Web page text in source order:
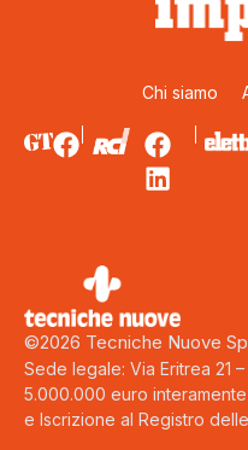
Chi siamo
©2026 Tecniche Nuove
Sede legale: Via Eritrea 21
5.000.000 euro
e Iscrizione al Registro